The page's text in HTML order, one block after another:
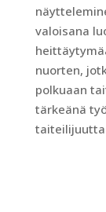
valoisana
nuorten,
polkuaan
tärkeänä